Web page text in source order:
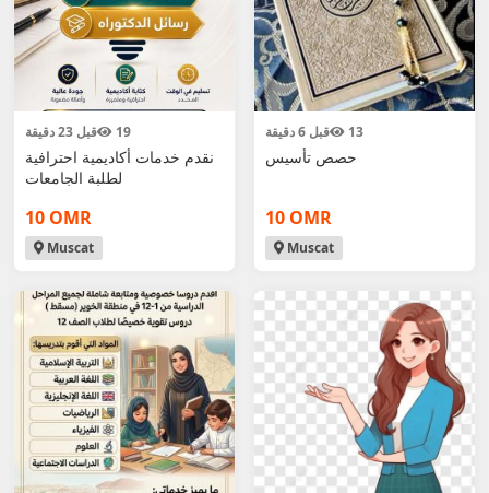
قبل 23 دقيقة 19
نقدم خدمات أكاديمية احترافية
لطلبة الجامعات
10 OMR
Muscat
قبل 6 دقيقة 13
حصص تأسيس
10 OMR
Muscat